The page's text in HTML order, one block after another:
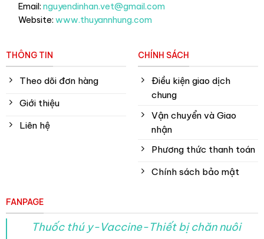
Email: nguyendinhan.vet@gmail.com
Website: www.thuyannhung.com
THÔNG TIN
Theo dõi đơn hàng
Giới thiệu
Liên hệ
CHÍNH SÁCH
Điều kiện giao dịch
chung
Vận chuyển và Giao
nhận
Phương thức thanh toán
Chính sách bảo mật
FANPAGE
Thuốc thú y-Vaccine-Thiết bị chăn nuôi